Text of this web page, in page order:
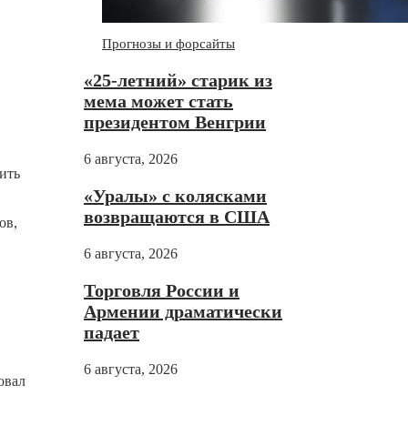
Прогнозы и форсайты
«25-летний» старик из
мема может стать
президентом Венгрии
6 августа, 2026
«Уралы» с колясками
возвращаются в США
6 августа, 2026
Торговля России и
Армении драматически
падает
6 августа, 2026